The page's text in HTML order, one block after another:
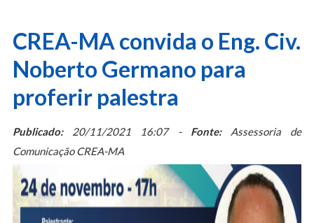
CREA-MA convida o Eng. Civ.
Noberto Germano para
proferir palestra
Publicado:20/11/2021 16:07 - Fonte:Assessoria de
Comunicação CREA-MA